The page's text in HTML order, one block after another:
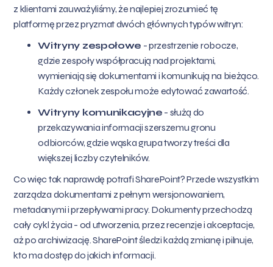
z klientami zauważyliśmy, że najlepiej zrozumieć tę
platformę przez pryzmat dwóch głównych typów witryn:
Witryny zespołowe - przestrzenie robocze,
gdzie zespoły współpracują nad projektami,
wymieniają się dokumentami i komunikują na bieżąco.
Każdy członek zespołu może edytować zawartość.
Witryny komunikacyjne - służą do
przekazywania informacji szerszemu gronu
odbiorców, gdzie wąska grupa tworzy treści dla
większej liczby czytelników.
Co więc tak naprawdę potrafi SharePoint? Przede wszystkim
zarządza dokumentami z pełnym wersjonowaniem,
metadanymi i przepływami pracy. Dokumenty przechodzą
cały cykl życia - od utworzenia, przez recenzje i akceptacje,
aż po archiwizację. SharePoint śledzi każdą zmianę i pilnuje,
kto ma dostęp do jakich informacji.